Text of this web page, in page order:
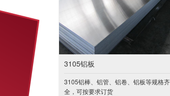
3105铝板
3105铝棒、铝管、铝卷、铝板等规格齐
全，可按要求订货